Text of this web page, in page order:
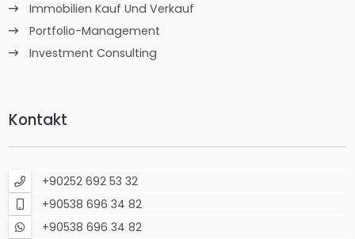
Immobilien Kauf Und Verkauf
Portfolio-Management
Investment Consulting
Kontakt
+90252 692 53 32
+90538 696 34 82
+90538 696 34 82